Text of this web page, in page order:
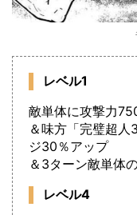
レベル1
敵単体に攻撃力
＆味方「完璧超
ジ30％アップ
＆3ターン敵単体
レベル4